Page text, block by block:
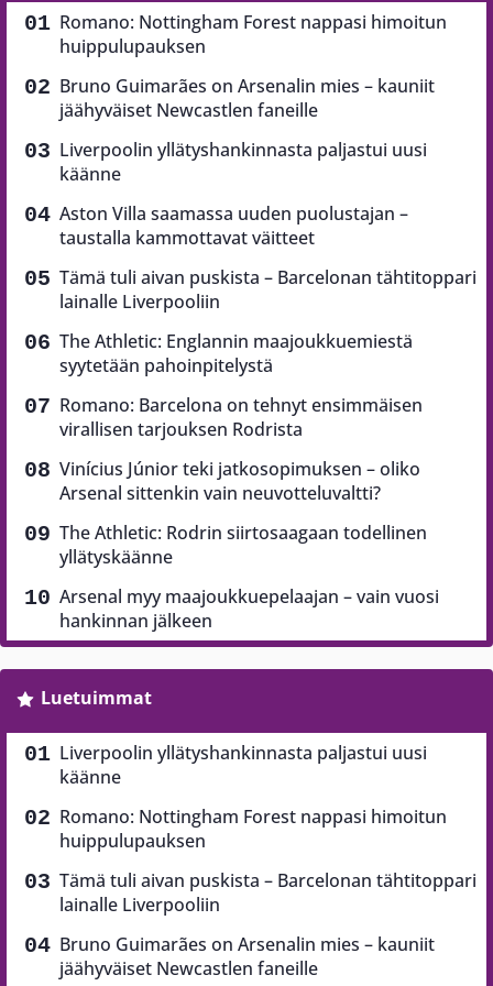
Romano: Nottingham Forest nappasi himoitun
huippulupauksen
Bruno Guimarães on Arsenalin mies – kauniit
jäähyväiset Newcastlen faneille
Liverpoolin yllätyshankinnasta paljastui uusi
käänne
Aston Villa saamassa uuden puolustajan –
taustalla kammottavat väitteet
Tämä tuli aivan puskista – Barcelonan tähtitoppari
lainalle Liverpooliin
The Athletic: Englannin maajoukkuemiestä
syytetään pahoinpitelystä
Romano: Barcelona on tehnyt ensimmäisen
virallisen tarjouksen Rodrista
Vinícius Júnior teki jatkosopimuksen – oliko
Arsenal sittenkin vain neuvotteluvaltti?
The Athletic: Rodrin siirtosaagaan todellinen
yllätyskäänne
Arsenal myy maajoukkuepelaajan – vain vuosi
hankinnan jälkeen
Luetuimmat
Liverpoolin yllätyshankinnasta paljastui uusi
käänne
Romano: Nottingham Forest nappasi himoitun
huippulupauksen
Tämä tuli aivan puskista – Barcelonan tähtitoppari
lainalle Liverpooliin
Bruno Guimarães on Arsenalin mies – kauniit
jäähyväiset Newcastlen faneille